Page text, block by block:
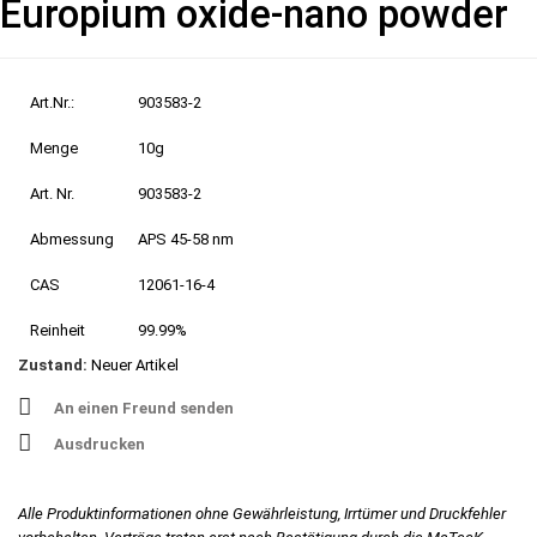
Europium oxide-nano powder
Art.Nr.: 903583-2
Menge 10g
Art. Nr. 903583-2
Abmessung APS 45-58 nm
CAS 12061-16-4
Reinheit
99.99%
Zustand: Neuer Artikel
An einen Freund senden
Ausdrucken
Alle Produktinformationen ohne Gewährleistung, Irrtümer und Druckfehler